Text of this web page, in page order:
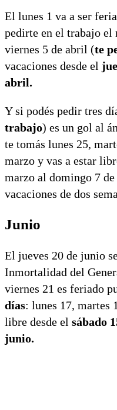
El lunes 1 va a ser
pedirte en el trabajo el
viernes 5 de abril (te
vacaciones desde el
abril.
Y si podés pedir tres
trabajo) es un gol al
te tomás lunes 25,
marzo y vas a estar
marzo al domingo 7
vacaciones de dos
Junio
El jueves 20 de junio
Inmortalidad del
viernes 21 es feriado
días: lunes 17, martes
libre desde el sábado
junio.